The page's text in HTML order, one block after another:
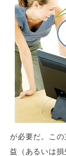
が必要だ。こ
益（あるいは